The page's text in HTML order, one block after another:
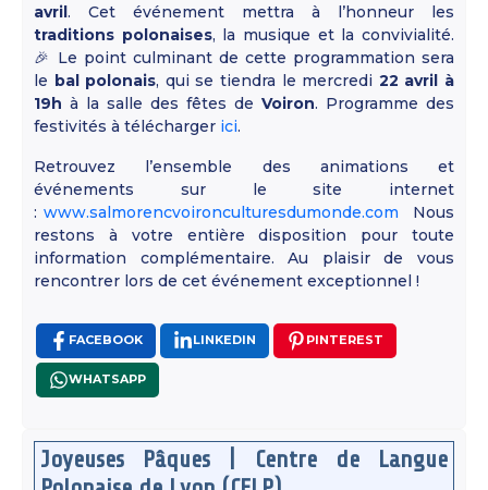
avril. Cet événement mettra à l’honneur les
traditions polonaises, la musique et la convivialité.
🎉 Le point culminant de cette programmation sera
le bal polonais, qui se tiendra le mercredi 22 avril à
19h à la salle des fêtes de Voiron. Programme des
festivités à télécharger ici.
Retrouvez l’ensemble des animations et
événements sur le site internet
:www.salmorencvoironculturesdumonde.com
Nous
restons à votre entière disposition pour toute
information complémentaire. Au plaisir de vous
rencontrer lors de cet événement exceptionnel !
FACEBOOK LINKEDIN PINTEREST
WHATSAPP
Joyeuses Pâques | Centre de Langue